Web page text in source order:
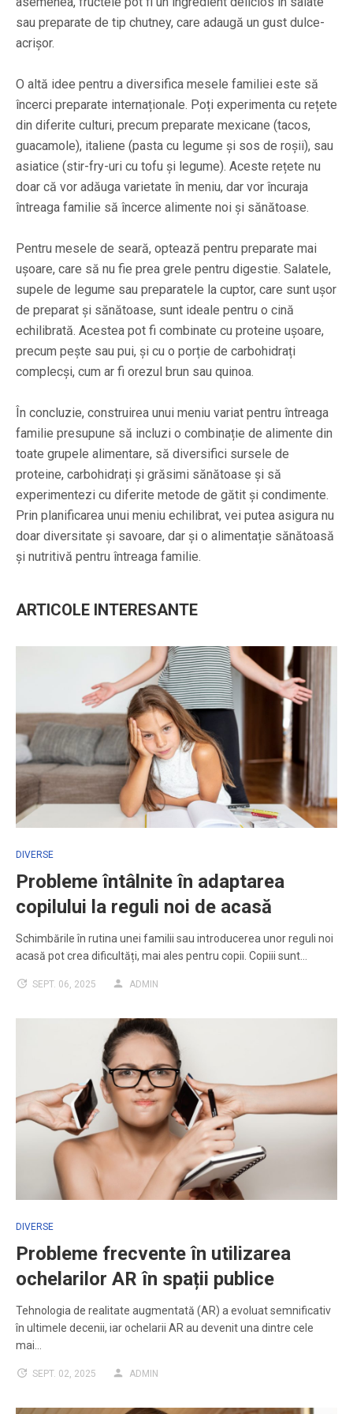
sau preparate de tip chutney, care adaugă un gust dulce-
acrișor.
O altă idee pentru a diversifica mesele familiei este să
încerci preparate internaționale. Poți experimenta cu rețete
din diferite culturi, precum preparate mexicane (tacos,
guacamole), italiene (pasta cu legume și sos de roșii), sau
asiatice (stir-fry-uri cu tofu și legume). Aceste rețete nu
doar că vor adăuga varietate în meniu, dar vor încuraja
întreaga familie să încerce alimente noi și sănătoase.
Pentru mesele de seară, optează pentru preparate mai
ușoare, care să nu fie prea grele pentru digestie. Salatele,
supele de legume sau preparatele la cuptor, care sunt ușor
de preparat și sănătoase, sunt ideale pentru o cină
echilibrată. Acestea pot fi combinate cu proteine ușoare,
precum pește sau pui, și cu o porție de carbohidrați
complecși, cum ar fi orezul brun sau quinoa.
În concluzie, construirea unui meniu variat pentru întreaga
familie presupune să incluzi o combinație de alimente din
toate grupele alimentare, să diversifici sursele de
proteine, carbohidrați și grăsimi sănătoase și să
experimentezi cu diferite metode de gătit și condimente.
Prin planificarea unui meniu echilibrat, vei putea asigura nu
doar diversitate și savoare, dar și o alimentație sănătoasă
și nutritivă pentru întreaga familie.
ARTICOLE INTERESANTE
DIVERSE
Probleme întâlnite în adaptarea
copilului la reguli noi de acasă
Schimbările în rutina unei familii sau introducerea unor reguli noi
acasă pot crea dificultăți, mai ales pentru copii. Copiii sunt…
SEPT. 06, 2025 ADMIN
DIVERSE
Probleme frecvente în utilizarea
ochelarilor AR în spații publice
Tehnologia de realitate augmentată (AR) a evoluat semnificativ
în ultimele decenii, iar ochelarii AR au devenit una dintre cele
mai…
SEPT. 02, 2025 ADMIN